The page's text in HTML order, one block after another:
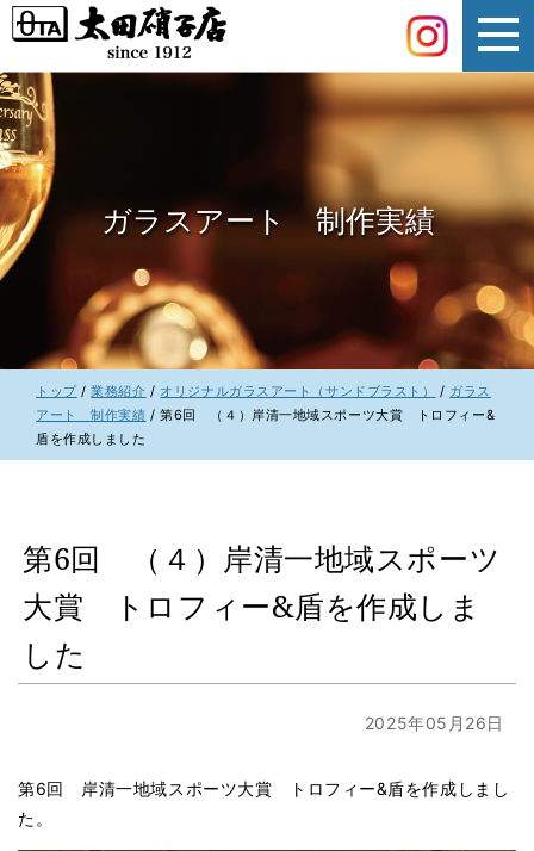
このページの本文へ
ガラスアート 制作実績
現
在
の
位
トップ/業務紹介 / オリジナルガラスアート（サンドブラスト） / ガラス
アート 制作実績 /第6回 （４）岸清一地域スポーツ大賞 トロフィー&
盾を作成しました
第6回 （４）岸清一地域スポーツ
大賞 トロフィー&盾を作成しま
した
2025年05月26日
第6回 岸清一地域スポーツ大賞 トロフィー&盾を作成しまし
た。